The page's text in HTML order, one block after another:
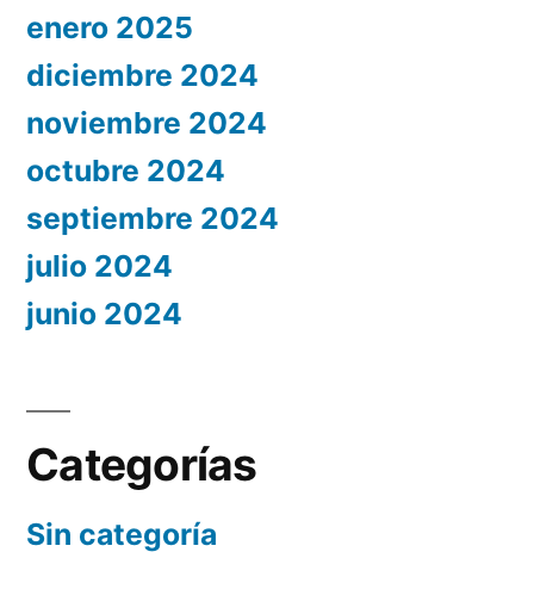
enero 2025
diciembre 2024
noviembre 2024
octubre 2024
septiembre 2024
julio 2024
junio 2024
Categorías
Sin categoría